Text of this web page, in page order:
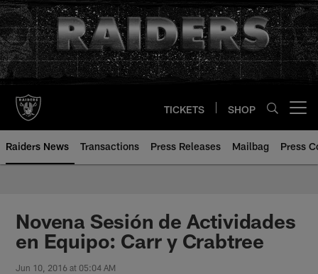
Skip
to
main
content
TICKETS SHOP
Raiders News Transactions Press Releases Mailbag Press
Novena Sesión de Actividades
en Equipo: Carr y Crabtree
Jun 10, 2016 at 05:04 AM